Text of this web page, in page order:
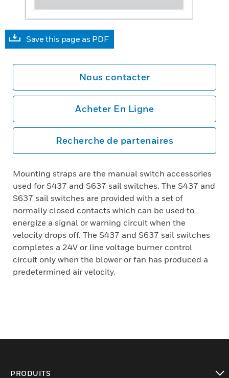
Save this page as PDF
Nous contacter
Acheter En Ligne
Recherche de partenaires
Mounting straps are the manual switch accessories
used for S437 and S637 sail switches. The S437 and
S637 sail switches are provided with a set of
normally closed contacts which can be used to
energize a signal or warning circuit when the
velocity drops off. The S437 and S637 sail switches
completes a 24V or line voltage burner control
circuit only when the blower or fan has produced a
predetermined air velocity.
PRODUITS